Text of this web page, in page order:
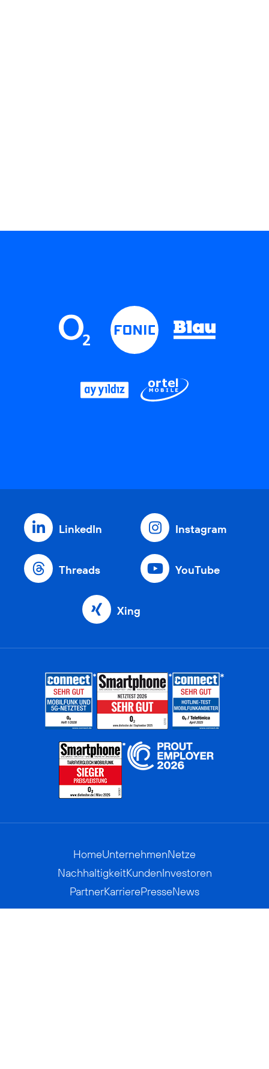
LinkedIn Instagram
Threads YouTube
Xing
HomeUnternehmenNetze
NachhaltigkeitKundenInvestoren
PartnerKarrierePresseNews